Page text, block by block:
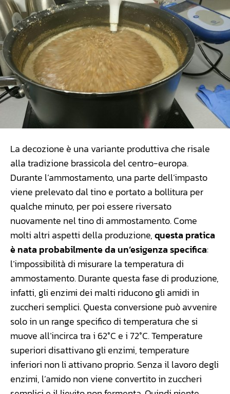
La decozione è una variante produttiva che risale
alla tradizione brassicola del centro-europa.
Durante l’ammostamento, una parte dell’impasto
viene prelevato dal tino e portato a bollitura per
qualche minuto, per poi essere riversato
nuovamente nel tino di ammostamento. Come
molti altri aspetti della produzione,questa pratica
è nata probabilmente da un’esigenza specifica:
l’impossibilità di misurare la temperatura di
ammostamento. Durante questa fase di produzione,
infatti, gli enzimi dei malti riducono gli amidi in
zuccheri semplici. Questa conversione può avvenire
solo in un range specifico di temperatura che si
muove all’incirca tra i 62°C e i 72°C. Temperature
superiori disattivano gli enzimi, temperature
inferiori non li attivano proprio. Senza il lavoro degli
enzimi, l’amido non viene convertito in zuccheri